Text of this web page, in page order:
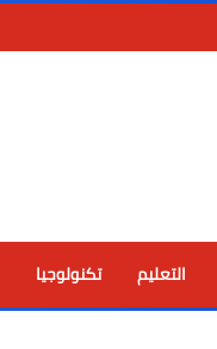
التعليم تكنولوجيا